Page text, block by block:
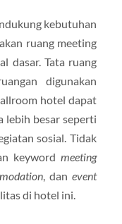
kebutuhan
ruang meeting
dasar. Tata ruang
digunakan
hotel dapat
lebih besar seperti
sosial. Tidak
keyword meeting
, danevent
di hotel ini.